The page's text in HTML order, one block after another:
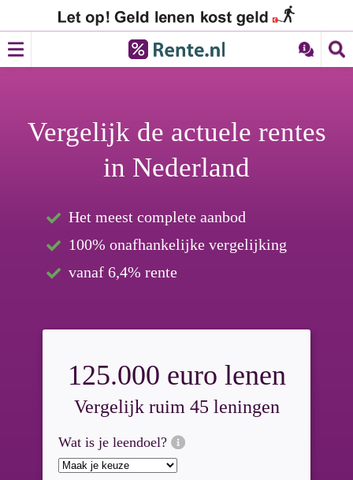
Vergelijk de actuele rentes
in Nederland
Het meest complete aanbod
100% onafhankelijke vergelijking
vanaf 6,4% rente
125.000 euro lenen
Vergelijk ruim 45 leningen
Wat is je leendoel?